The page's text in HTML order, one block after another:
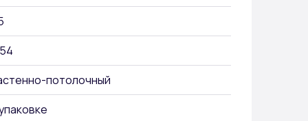
потолочный